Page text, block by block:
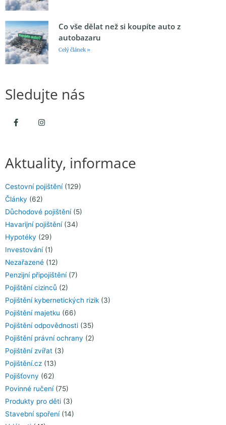
Co vše dělat než si koupíte auto z
autobazaru
Celý článek »
Sledujte nás
Aktuality, informace
Cestovní pojištění(129)
Články (62)
Důchodové pojištění(5)
Havarijní pojištění(34)
Hypotéky (29)
Investování(1)
Nezařazené (12)
Penzijní připojištění(7)
Pojištění cizinců (2)
Pojištění kybernetických rizik (3)
Pojištění majetku (66)
Pojištění odpovědnosti (35)
Pojištění právní ochrany (2)
Pojištění zvířat (3)
Pojištění.cz (13)
Pojišťovny (62)
Povinné ručení(75)
Produkty pro děti (3)
Stavební spoření(14)